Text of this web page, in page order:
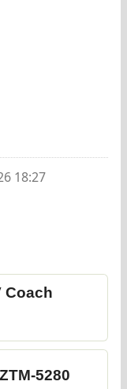
18:27
Coach
5280